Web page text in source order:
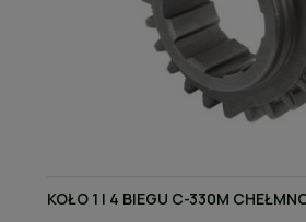
KOŁO 1 I 4 BIEGU C-330M